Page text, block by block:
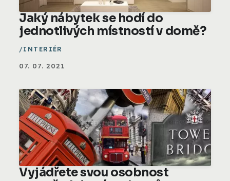
Jaký nábytek se hodí do
jednotlivých místností v domě?
INTERIÉR
07. 07. 2021
Vyjádřete svou osobnost